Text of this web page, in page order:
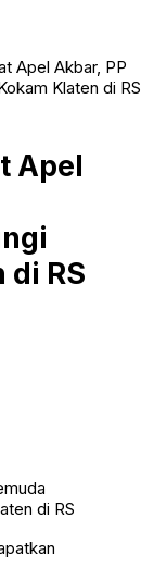
Apel Akbar, PP
Klaten di RS
Apel
RS